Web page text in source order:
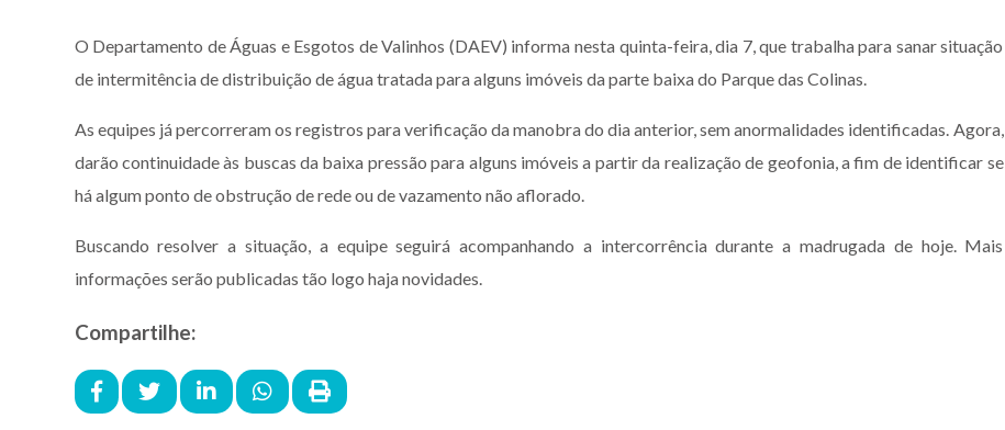
O Departamento de Águas e Esgotos de Valinhos (DAEV) informa nesta quinta-feira, dia 7, que trabalha para sanar situação
de intermitência de distribuição de água tratada para alguns imóveis da parte baixa do Parque das Colinas.
As equipes já percorreram os registros para verificação da manobra do dia anterior, sem anormalidades identificadas. Agora,
darão continuidade às buscas da baixa pressão para alguns imóveis a partir da realização de geofonia, a fim de identificar se
há algum ponto de obstrução de rede ou de vazamento não aflorado.
Buscando resolver a situação, a equipe seguirá acompanhando a intercorrência durante a madrugada de hoje. Mais
informações serão publicadas tão logo haja novidades.
Compartilhe: